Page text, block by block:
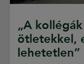
„A
ötletekkel,
lehetetlen”